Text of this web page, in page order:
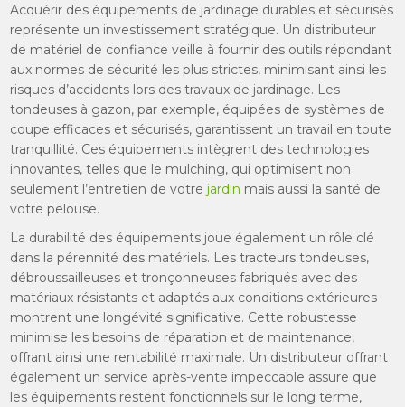
Acquérir des équipements de jardinage durables et sécurisés
représente un investissement stratégique. Un distributeur
de matériel de confiance veille à fournir des outils répondant
aux normes de sécurité les plus strictes, minimisant ainsi les
risques d’accidents lors des travaux de jardinage. Les
tondeuses à gazon, par exemple, équipées de systèmes de
coupe efficaces et sécurisés, garantissent un travail en toute
tranquillité. Ces équipements intègrent des technologies
innovantes, telles que le mulching, qui optimisent non
seulement l’entretien de votre jardin mais aussi la santé de
votre pelouse.
La durabilité des équipements joue également un rôle clé
dans la pérennité des matériels. Les tracteurs tondeuses,
débroussailleuses et tronçonneuses fabriqués avec des
matériaux résistants et adaptés aux conditions extérieures
montrent une longévité significative. Cette robustesse
minimise les besoins de réparation et de maintenance,
offrant ainsi une rentabilité maximale. Un distributeur offrant
également un service après-vente impeccable assure que
les équipements restent fonctionnels sur le long terme,